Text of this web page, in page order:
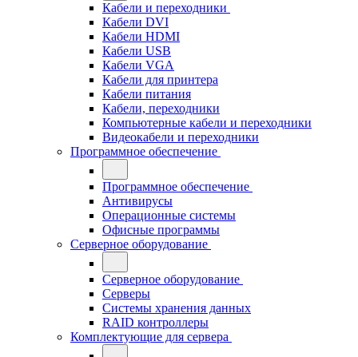
Кабели и переходники
Кабели DVI
Кабели HDMI
Кабели USB
Кабели VGA
Кабели для принтера
Кабели питания
Кабели, переходники
Компьютерные кабели и переходники
Видеокабели и переходники
Программное обеспечение
Программное обеспечение
Антивирусы
Операционные системы
Офисные программы
Серверное оборудование
Серверное оборудование
Серверы
Системы хранения данных
RAID контроллеры
Комплектующие для сервера